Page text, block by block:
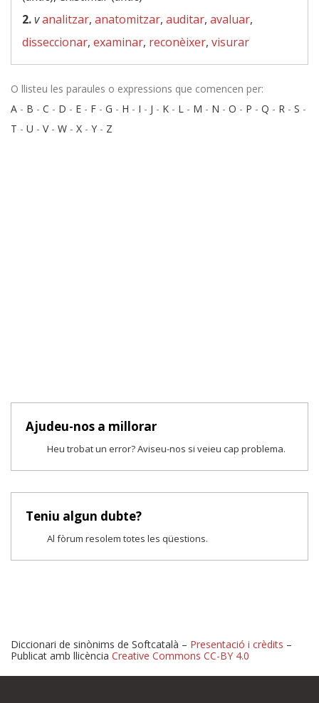
2.vanalitzar, anatomitzar, auditar, avaluar,
disseccionar, examinar, reconèixer, visurar
O llisteu les paraules o expressions que comencen per:
A - B - C - D - E - F - G - H - I - J - K - L - M - N - O - P - Q - R - S -
T - U - V- W - X - Y - Z
Ajudeu-nos a millorar
Heu trobat un error? Aviseu-nos si veieu cap problema.
Teniu algun dubte?
Al fòrum resolem totes les qüestions.
Diccionari de sinònims de Softcatalà – Presentació i crèdits –
Publicat amb llicència Creative Commons CC-BY 4.0